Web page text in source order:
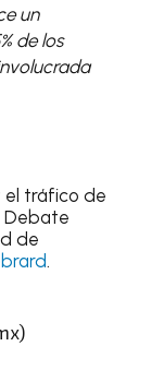
un
de los
el tráfico de
Debate
de
.